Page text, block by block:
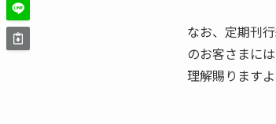
なお、定期刊
のお客さまに
理解賜ります